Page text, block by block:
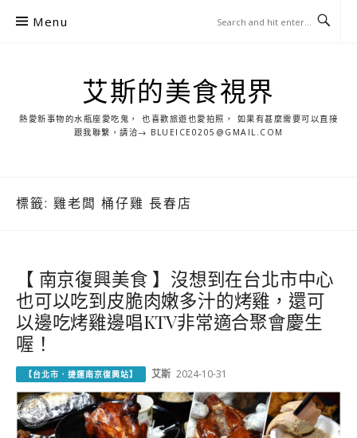
Menu
艾斯的美食視界
熱愛新事物的水瓶座愛吃鬼， 也喜歡旅遊也愛拍照， 如果有甚麼需要可以直接
跟我聯繫，請洽→ BLUEICE0205@GMAIL.COM
標籤: 雞老闆 桶仔雞 長春店
【 南京復興美食 】沒想到在台北市中心
也可以吃到皮脆肉嫩多汁的烤雞，還可
以邊吃烤雞邊唱KTV非常適合聚會慶生
喔！
【台北市．捷運南京復興站】 艾斯 2024-10-31